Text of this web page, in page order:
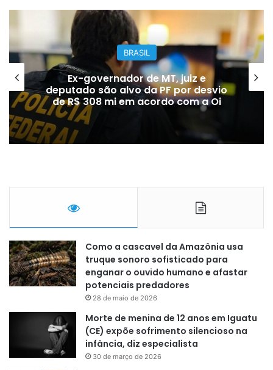
BRASIL
Ex-governador de MT, juiz e
deputado são alvo da PF por desvio
de R$ 308 mi em acordo com a Oi
Como a cascavel da Amazônia usa
truque sonoro sofisticado para
enganar o ouvido humano e afastar
potenciais predadores
28 de maio de 2026
Morte de menina de 12 anos em Iguatu
(CE) expõe sofrimento silencioso na
infância, diz especialista
30 de março de 2026